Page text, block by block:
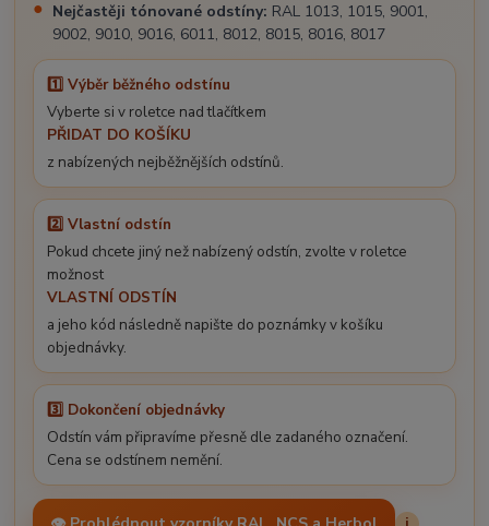
Nejčastěji tónované odstíny: RAL 1013, 1015, 9001,
9002, 9010, 9016, 6011, 8012, 8015, 8016, 8017
1️⃣ Výběr běžného odstínu
Vyberte si v roletce nad tlačítkem
PŘIDAT DO KOŠÍKU
z nabízených nejběžnějších odstínů.
2️⃣ Vlastní odstín
Pokud chcete jiný než nabízený odstín, zvolte v roletce
možnost
VLASTNÍ ODSTÍN
a jeho kód následně napište do poznámky v košíku
objednávky.
3️⃣ Dokončení objednávky
Odstín vám připravíme přesně dle zadaného označení.
Cena se odstínem nemění.